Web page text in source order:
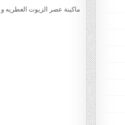
ماكينة عصر الزيوت العطريه و الزيوت